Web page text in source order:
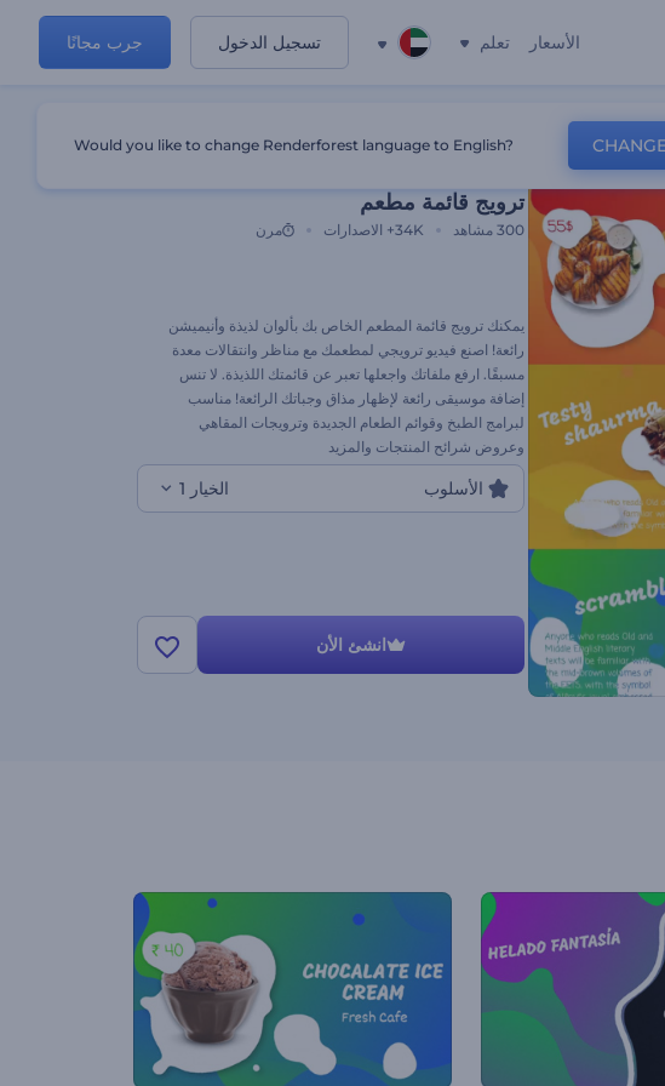
الأسعار تعلم تسجيل الدخول جرب مجانًا
ترويج قائمة مطعم
300 مشاهد 34K+ الاصدارات مرن
يمكنك ترويج قائمة المطعم الخاص بك بألوان لذيذة وأنيميشن
رائعة! اصنع فيديو ترويجي لمطعمك مع مناظر وانتقالات معدة
مسبقًا. ارفع ملفاتك واجعلها تعبر عن قائمتك اللذيذة. لا تنس
إضافة موسيقى رائعة لإظهار مذاق وجباتك الرائعة! مناسب
لبرامج الطبخ وقوائم الطعام الجديدة وترويجات المقاهي
وعروض شرائح المنتجات والمزيد
الأسلوب الخيار 1
انشئ الأن
Would you like to change Renderforest language to English?